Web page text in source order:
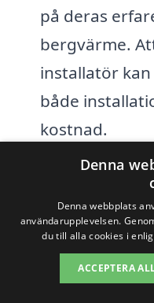
på deras
bergvärme.
installatör
både
kostnad.
För att få det
Smålandsstenar,
be om offerter
leverantörer.
Denna
Denna webbplats
användarupplevelsen.
du till alla cookies i
ACCEPTERA